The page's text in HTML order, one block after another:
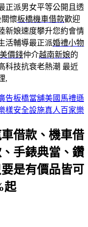
正派男女平等公開且透
關懷板橋機車借款歡迎
新娘速度攀升您約會情
活輔導最正派婚禮小物
價錢仲介越南新娘的
科技抗衰老熱潮 最近
,
告板橋當舖美國馬禮遜
樣安全設施真人百家樂
借款、機車借
手錶典當、鑽
是有價品皆可
起